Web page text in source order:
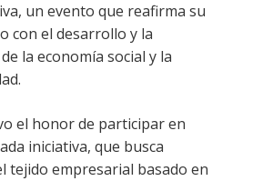
un evento que reafirma su
con el desarrollo y la
la economía social y la
el honor de participar en
iniciativa, que busca
tejido empresarial basado en